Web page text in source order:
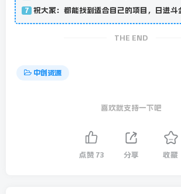
7 祝大家：都能找到适合自己的项目，日进斗
THE END
中创资源
喜欢就支持一下吧
点赞 73 分享 收藏